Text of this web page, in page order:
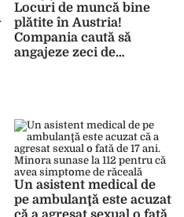
Locuri de muncă bine
plătite în Austria!
Compania caută să
angajeze zeci de
Un asistent medical de
pe ambulanţă este acuzat